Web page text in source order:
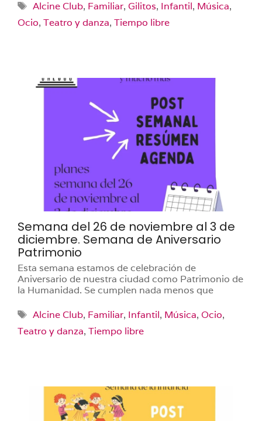
Etiquetas
Alcine Club, Familiar, Gilitos, Infantil, Música,
Ocio, Teatro y danza, Tiempo libre
Semana del 26 de noviembre al 3 de
diciembre. Semana de Aniversario
Patrimonio
Esta semana estamos de celebración de
Aniversario de nuestra ciudad como Patrimonio de
la Humanidad. Se cumplen nada menos que
Etiquetas
Alcine Club, Familiar, Infantil, Música, Ocio,
Teatro y danza, Tiempo libre